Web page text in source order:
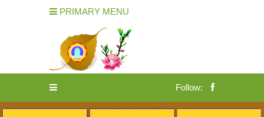
PRIMARY MENU
Follow: